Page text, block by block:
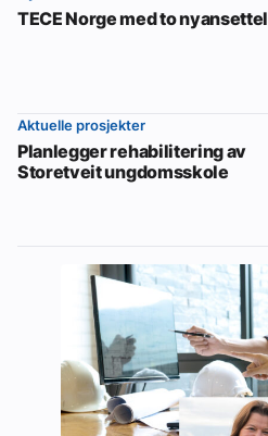
TECE Norge med to
Aktuelle prosjekter
Planlegger rehabilitering av
Storetveit ungdomsskole